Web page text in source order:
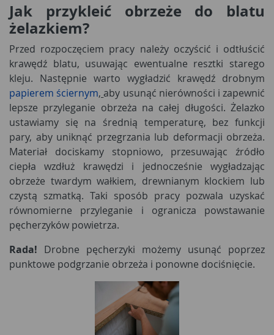
Jak przykleić obrzeże do blatu
żelazkiem?
Przed rozpoczęciem pracy należy oczyścić i odtłuścić
krawędź blatu, usuwając ewentualne resztki starego
kleju. Następnie warto wygładzić krawędź drobnym
papierem ściernym,aby usunąć nierówności i zapewnić
lepsze przyleganie obrzeża na całej długości. Żelazko
ustawiamy się na średnią temperaturę, bez funkcji
pary, aby uniknąć przegrzania lub deformacji obrzeża.
Materiał dociskamy stopniowo, przesuwając źródło
ciepła wzdłuż krawędzi i jednocześnie wygładzając
obrzeże twardym wałkiem, drewnianym klockiem lub
czystą szmatką. Taki sposób pracy pozwala uzyskać
równomierne przyleganie i ogranicza powstawanie
pęcherzyków powietrza.
Rada! Drobne pęcherzyki możemy usunąć poprzez
punktowe podgrzanie obrzeża i ponowne dociśnięcie.